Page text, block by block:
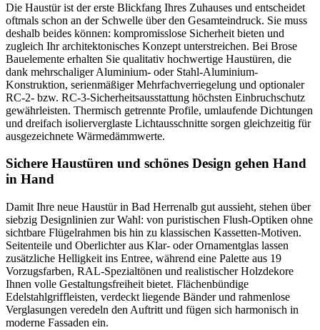
Die Haustür ist der erste Blickfang Ihres Zuhauses und entscheidet
oftmals schon an der Schwelle über den Gesamteindruck. Sie muss
deshalb beides können: kompromisslose Sicherheit bieten und
zugleich Ihr architektonisches Konzept unterstreichen. Bei Brose
Bauelemente erhalten Sie qualitativ hochwertige Haustüren, die
dank mehrschaliger Aluminium- oder Stahl-Aluminium-
Konstruktion, serienmäßiger Mehrfachverriegelung und optionaler
RC-2- bzw. RC-3-Sicherheitsausstattung höchsten Einbruchschutz
gewährleisten. Thermisch getrennte Profile, umlaufende Dichtungen
und dreifach isolierverglaste Lichtausschnitte sorgen gleichzeitig für
ausgezeichnete Wärmedämmwerte.
Sichere Haustüren und schönes Design gehen Hand
in Hand
Damit Ihre neue Haustür in Bad Herrenalb gut aussieht, stehen über
siebzig Designlinien zur Wahl: von puristischen Flush-Optiken ohne
sichtbare Flügelrahmen bis hin zu klassischen Kassetten-Motiven.
Seitenteile und Oberlichter aus Klar- oder Ornamentglas lassen
zusätzliche Helligkeit ins Entree, während eine Palette aus 19
Vorzugsfarben, RAL-Spezialtönen und realistischer Holzdekore
Ihnen volle Gestaltungsfreiheit bietet. Flächenbündige
Edelstahlgriffleisten, verdeckt liegende Bänder und rahmenlose
Verglasungen veredeln den Auftritt und fügen sich harmonisch in
moderne Fassaden ein.